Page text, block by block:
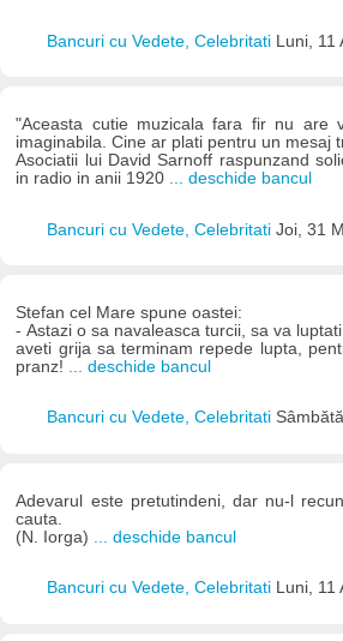
Bancuri cu Vedete, Celebritati Luni,
"Aceasta cutie muzicala fara fir nu are
imaginabila. Cine ar plati pentru un mesaj
Asociatii lui David Sarnoff raspunzand
in radio in anii 1920 ... deschide bancul
Bancuri cu Vedete, Celebritati Joi, 31
Stefan cel Mare spune oastei:
- Astazi o sa navaleasca turcii, sa va
aveti grija sa terminam repede lupta,
pranz! ... deschide bancul
Bancuri cu Vedete, Celebritati
Adevarul este pretutindeni, dar nu-l
cauta.
(N. Iorga)
... deschide bancul
Bancuri cu Vedete, Celebritati Luni, 11